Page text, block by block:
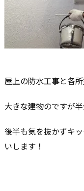
屋上の防水工事と各
大きな建物のですが
後半も気を抜かずキ
いします！